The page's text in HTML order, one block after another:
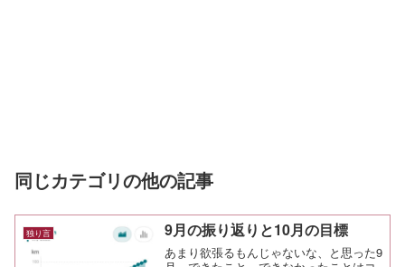
同じカテゴリの他の記事
独り言 9月の振り返りと10月の目標
あまり欲張るもんじゃないな、と思った9